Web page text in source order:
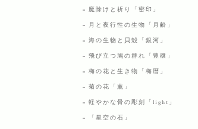
魔除けと祈り「密印」
月と夜行性の生物「月齢」
海の生物と貝殻「銀河」
飛び立つ鳩の群れ「豊穣」
梅の花と生き物「梅暦」
菊の花「薫」
軽やかな骨の彫刻「light」
「星空の石」